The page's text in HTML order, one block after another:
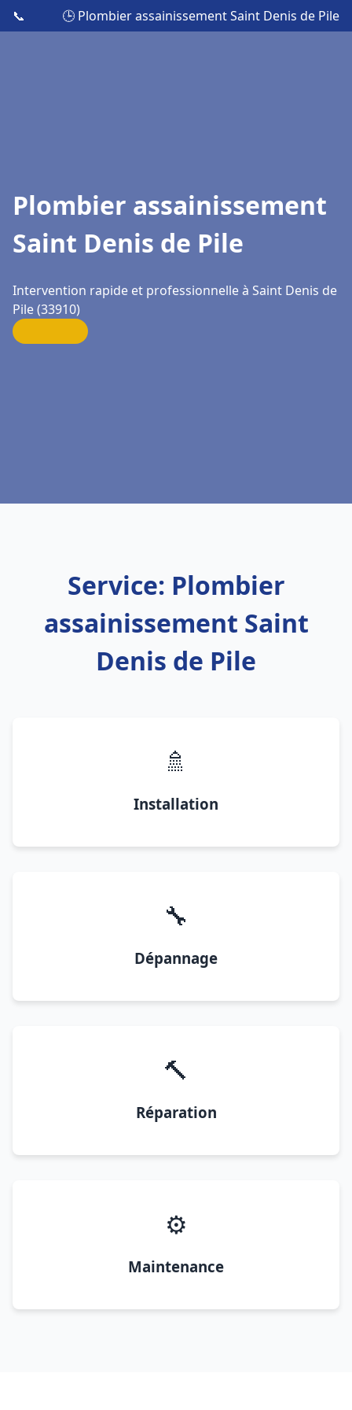
📞 🕒 Plombier assainissement Saint Denis de Pile
Plombier assainissement
Saint Denis de Pile
Intervention rapide et professionnelle à Saint Denis de
Pile (33910)
Service: Plombier
assainissement Saint
Denis de Pile
🚿
Installation
🔧
Dépannage
🔨
Réparation
⚙️
Maintenance